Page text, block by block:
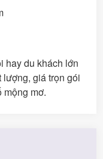
hay du khách lớn
giá trọn gói
mộng mơ.